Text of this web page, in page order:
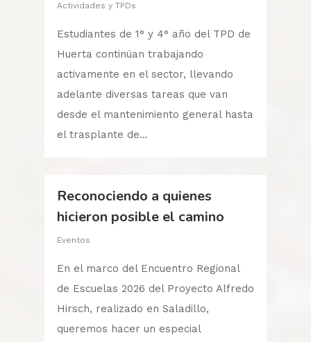
Actividades y TPDs
Estudiantes de 1° y 4° año del TPD de
Huerta continúan trabajando
activamente en el sector, llevando
adelante diversas tareas que van
desde el mantenimiento general hasta
el trasplante de...
Reconociendo a quienes
hicieron posible el camino
Eventos
En el marco del Encuentro Regional
de Escuelas 2026 del Proyecto Alfredo
Hirsch, realizado en Saladillo,
queremos hacer un especial